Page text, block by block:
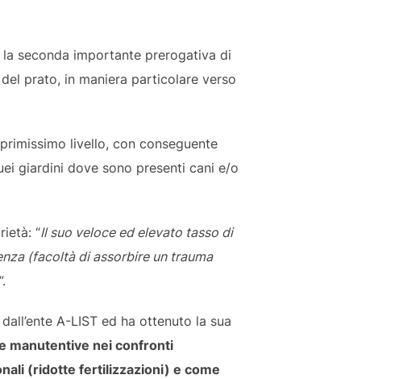
la seconda importante prerogativa di
prato, in maniera particolare verso
livello, con conseguente
giardini dove sono presenti cani e/o
“Il suo veloce ed elevato tasso di
(facoltà di assorbire un trauma
”.
A-LIST ed ha ottenuto la sua
manutentive nei confronti
(ridotte fertilizzazioni) e come